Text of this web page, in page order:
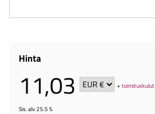
Hinta
11,03 +toimituskulut
Sis. alv 25.5 %